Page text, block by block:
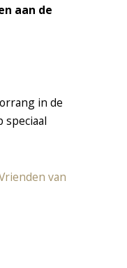
aan de
in de
van